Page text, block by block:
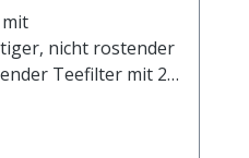
nicht rostender
Teefilter mit 2